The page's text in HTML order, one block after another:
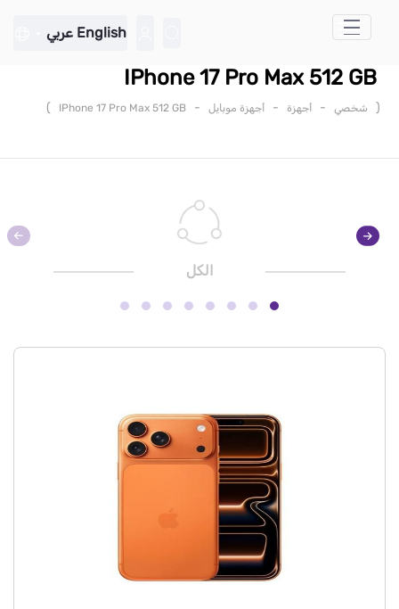
تخطي إلى المحتوى الرئيسي
English عربي
IPhone 17 Pro Max 512 GB
( شخصي - أجهزة - أجهزة موبايل -
IPhone 17 Pro Max 512 GB
)
الكل